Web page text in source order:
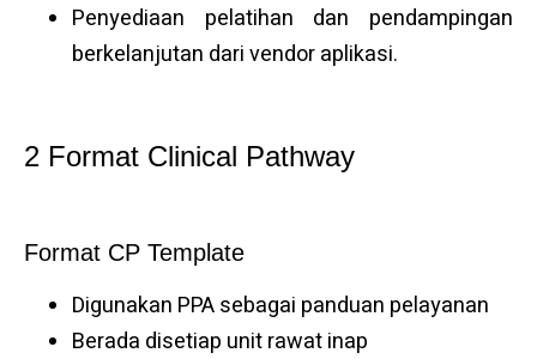
Penyediaan pelatihan dan pendampingan
berkelanjutan dari vendor aplikasi.
2 Format Clinical Pathway
Format CP Template
Digunakan PPA sebagai panduan pelayanan
Berada disetiap unit rawat inap